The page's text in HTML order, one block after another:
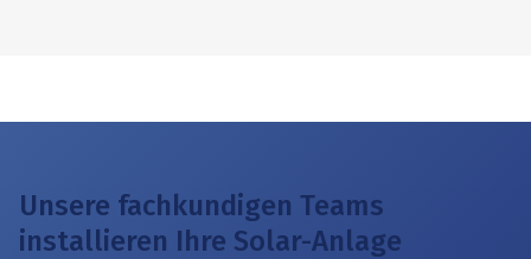
Unsere fachkundigen Teams
installieren Ihre Solar-Anlage